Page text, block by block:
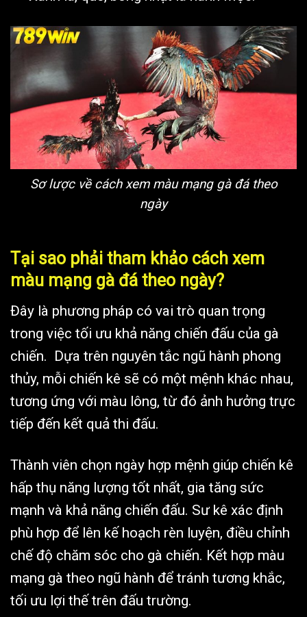
Sơ lược về cách xem màu mạng gà đá theo
ngày
Tại sao phải tham khảo cách xem
màu mạng gà đá theo ngày?
Đây là phương pháp có vai trò quan trọng
trong việc tối ưu khả năng chiến đấu của gà
chiến. Dựa trên nguyên tắc ngũ hành phong
thủy, mỗi chiến kê sẽ có một mệnh khác nhau,
tương ứng với màu lông, từ đó ảnh hưởng trực
tiếp đến kết quả thi đấu.
Thành viên chọn ngày hợp mệnh giúp chiến kê
hấp thụ năng lượng tốt nhất, gia tăng sức
mạnh và khả năng chiến đấu. Sư kê xác định
phù hợp để lên kế hoạch rèn luyện, điều chỉnh
chế độ chăm sóc cho gà chiến. Kết hợp màu
mạng gà theo ngũ hành để tránh tương khắc,
tối ưu lợi thế trên đấu trường.